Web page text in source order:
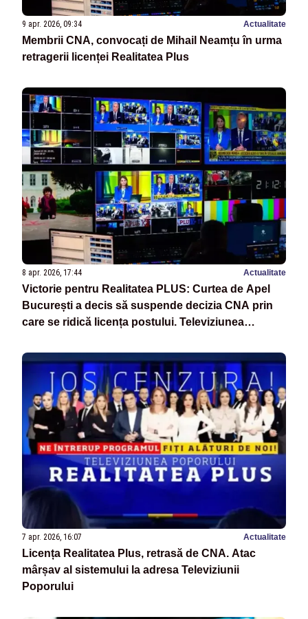
9 apr. 2026, 09:34 Actualitate
Membrii CNA, convocați de Mihail Neamțu în urma
retragerii licenței Realitatea Plus
8 apr. 2026, 17:44 Actualitate
Victorie pentru Realitatea PLUS: Curtea de Apel
București a decis să suspende decizia CNA prin
care se ridică licența postului. Televiziunea
7 apr. 2026, 16:07 Actualitate
Licența Realitatea Plus, retrasă de CNA. Atac
mârșav al sistemului la adresa Televiziunii
Poporului